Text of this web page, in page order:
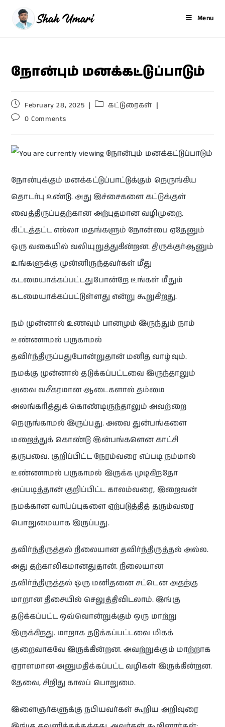
Menu
நோன்பும் மனக்கட்டுப்பாடும்
February 28, 2025
கட்டுரைகள்
0 Comments
நோன்புக்கும் மனக்கட்டுப்பாட்டுக்கும் நெருங்கிய
தொடர்பு உண்டு. அது இச்சைகளை கட்டுக்குள்
வைத்திருப்பதற்கான அற்புதமான வழிமுறை.
கிட்டத்தட்ட எல்லா மதங்களும் நோன்பை ஏதேனும்
ஒரு வகையில் வலியுறுத்துகின்றன. திருக்குர்ஆனும்
உங்களுக்கு முன்னிருந்தவர்கள் மீது
கடமையாக்கப்பட்டதுபோன்றே உங்கள் மீதும்
கடமையாக்கப்பட்டுள்ளது என்று கூறுகிறது.
நம் முன்னால் உணவும் பானமும் இருந்தும் நாம்
உண்ணாமல் பருகாமல்
தவிர்ந்திருப்பதுபோன்றுதான் மனித வாழ்வும்.
நமக்கு முன்னால் தடுக்கப்பட்டவை இருந்தாலும்
அவை வசீகரமான ஆடைகளால் தம்மை
அலங்கரித்துக் கொண்டிருந்தாலும் அவற்றை
நெருங்காமல் இருப்பது. அவை துன்பங்களை
மறைத்துக் கொண்டு இன்பங்களென காட்சி
தருபவை. குறிப்பிட்ட நேரம்வரை எப்படி நம்மால்
உண்ணாமல் பருகாமல் இருக்க முடிகிறதோ
அப்படித்தான் குறிப்பிட்ட காலம்வரை, இறைவன்
நமக்கான வாய்ப்புகளை ஏற்படுத்தித் தரும்வரை
பொறுமையாக இருப்பது.
தவிர்ந்திருத்தல் நிலையான தவிர்ந்திருத்தல் அல்ல.
அது தற்காலிகமானதுதான். நிலையான
தவிர்ந்திருத்தல் ஒரு மனிதனை சட்டென அதற்கு
மாறான திசையில் செலுத்திவிடலாம். இங்கு
தடுக்கப்பட்ட ஒவ்வொன்றுக்கும் ஒரு மாற்று
இருக்கிறது. மாறாக தடுக்கப்பட்டவை மிகக்
குறைவாகவே இருக்கின்றன. அவற்றுக்கும் மாற்றாக
ஏராளமான அனுமதிக்கப்பட்ட வழிகள் இருக்கின்றன.
தேவை, சிறிது காலப் பொறுமை.
இளைஞர்களுக்கு நபியவர்கள் கூறிய அறிவுரை